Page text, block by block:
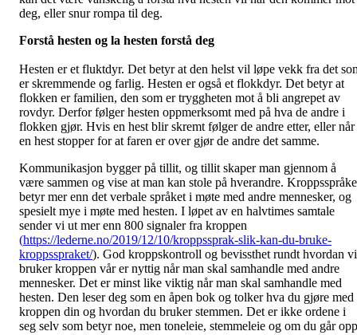
deg, eller snur rompa til deg.
Forstå hesten og la hesten forstå deg
Hesten er et fluktdyr. Det betyr at den helst vil løpe vekk fra det
er skremmende og farlig. Hesten er også et flokkdyr. Det betyr at
flokken er familien, den som er tryggheten mot å bli angrepet av
rovdyr. Derfor følger hesten oppmerksomt med på hva de andre i
flokken gjør. Hvis en hest blir skremt følger de andre etter, eller når
en hest stopper for at faren er over gjør de andre det samme.
Kommunikasjon bygger på tillit, og tillit skaper man gjennom å
være sammen og vise at man kan stole på hverandre.
betyr mer enn det verbale språket i møte med andre mennesker, og
spesielt mye i møte med hesten. I løpet av en halvtimes samtale
sender vi ut mer enn 800 signaler fra kroppen
(https://lederne.no/2019/12/10/kroppssprak-slik-kan-du-bruke-
kroppsspraket/). God kroppskontroll og bevissthet rundt hvordan vi
bruker kroppen vår er nyttig når man skal samhandle med andre
mennesker. Det er minst like viktig når man skal samhandle med
hesten. Den leser deg som en åpen bok og tolker hva du gjøre med
kroppen din og hvordan du bruker stemmen. Det er ikke ordene i
seg selv som betyr noe, men toneleie, stemmeleie og om du går opp